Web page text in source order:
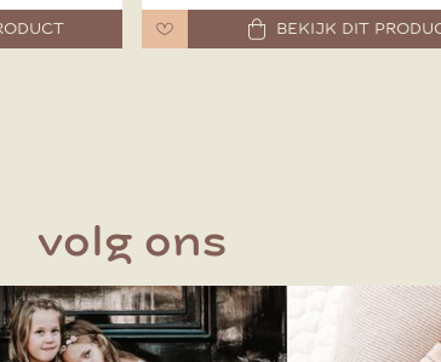
BEKIJK DIT
volg ons